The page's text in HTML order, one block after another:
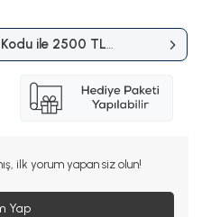
Kodu ile 2500 TL
ilk yorum yapan siz olun!
Yap